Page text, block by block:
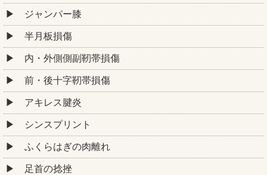
ジャンパー膝
半月板損傷
内・外側側副靭帯損傷
前・後十字靭帯損傷
アキレス腱炎
シンスプリント
ふくらはぎの肉離れ
足首の捻挫